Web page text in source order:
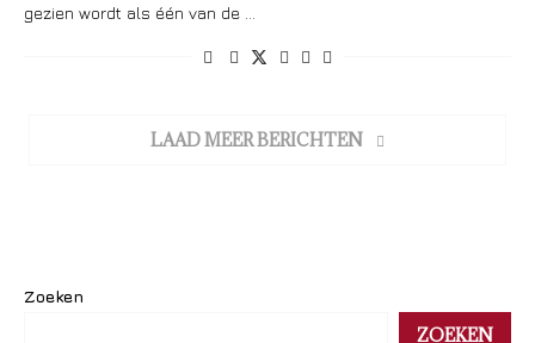
gezien wordt als één van de …
LAAD MEER BERICHTEN
Zoeken
ZOEKEN